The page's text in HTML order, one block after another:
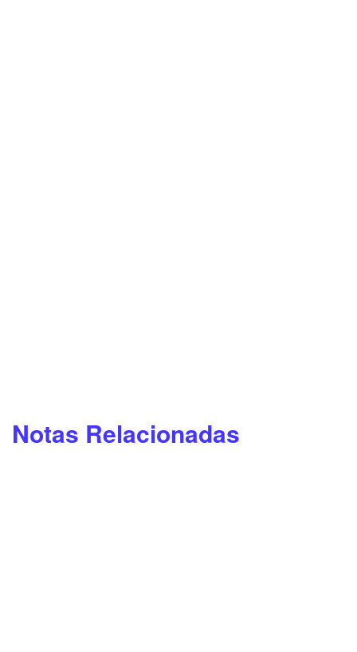
Notas Relacionadas